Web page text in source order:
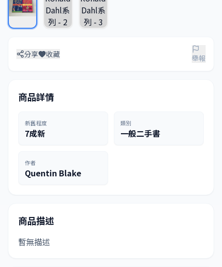
分享 收藏 舉報
商品詳情
新舊程度
7成新
類別
一般二手書
作者
Quentin Blake
商品描述
暫無描述